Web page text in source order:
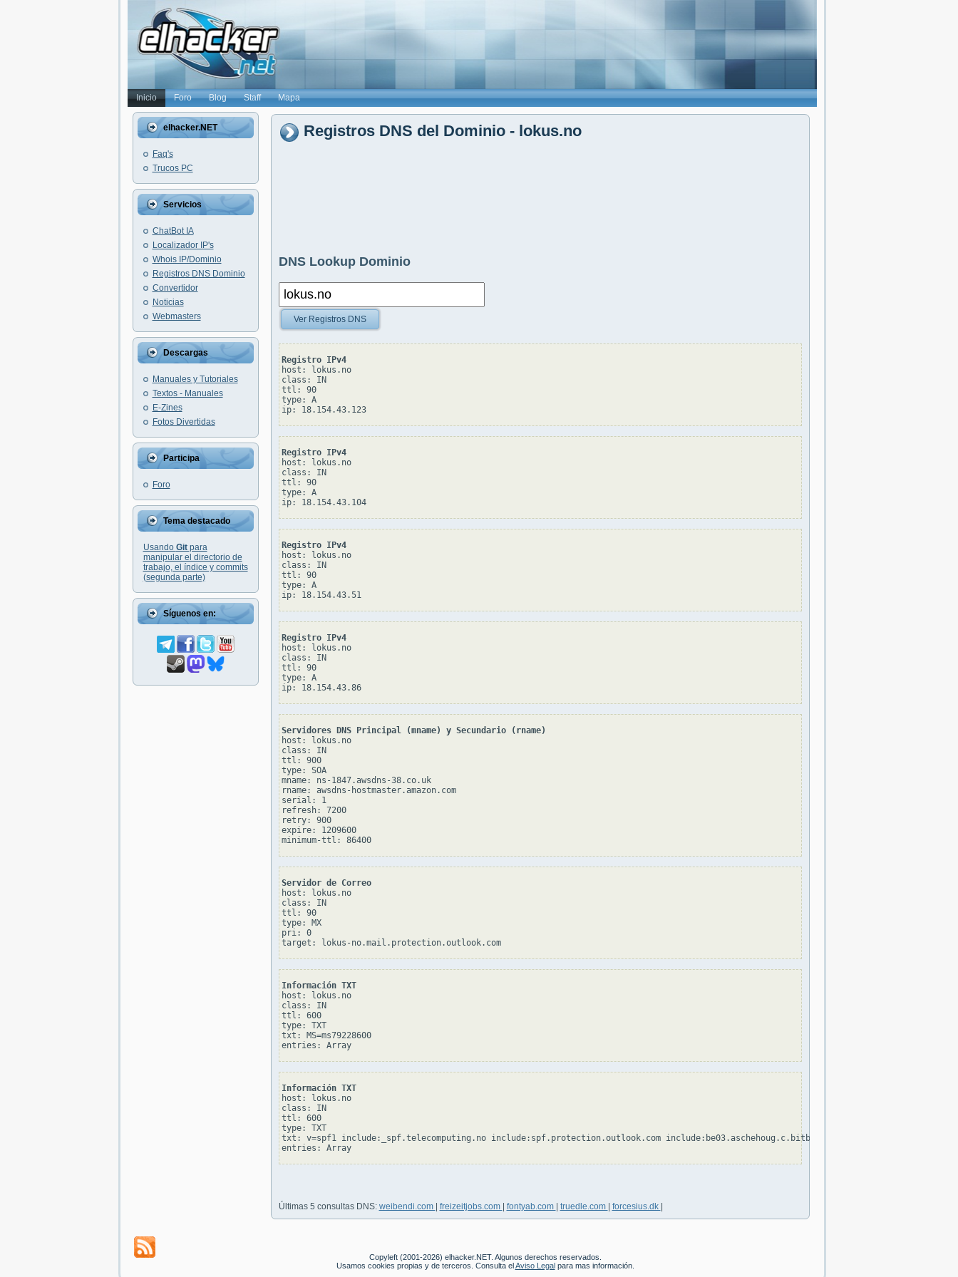
Inicio Foro Blog Staff Mapa
elhacker.NET
Faq's
Trucos PC
Servicios
ChatBot IA
Localizador IP's
Whois IP/Dominio
Registros DNS Dominio
Convertidor
Noticias
Webmasters
Descargas
Manuales y Tutoriales
Textos - Manuales
E-Zines
Fotos Divertidas
Participa
Foro
Tema destacado
Usando Git para
manipular el directorio de
trabajo, el índice y commits
(segunda parte)
Síguenos en:
Registros DNS del Dominio - lokus.no
DNS Lookup Dominio
Ver Registros DNS
Registro IPv4
host: lokus.no
class: IN
ttl: 90
type: A
ip: 18.154.43.123
Registro IPv4
host: lokus.no
class: IN
ttl: 90
type: A
ip: 18.154.43.104
Registro IPv4
host: lokus.no
class: IN
ttl: 90
type: A
ip: 18.154.43.51
Registro IPv4
host: lokus.no
class: IN
ttl: 90
type: A
ip: 18.154.43.86
Servidores DNS Principal (mname) y Secundario (rname)
host: lokus.no
class: IN
ttl: 900
type: SOA
mname: ns-1847.awsdns-38.co.uk
rname: awsdns-hostmaster.amazon.com
serial: 1
refresh: 7200
retry: 900
expire: 1209600
minimum-ttl: 86400
Servidor de Correo
host: lokus.no
class: IN
ttl: 90
type: MX
pri: 0
target: lokus-no.mail.protection.outlook.com
Información TXT
host: lokus.no
class: IN
ttl: 600
type: TXT
txt: MS=ms79228600
entries: Array
Información TXT
host: lokus.no
class: IN
ttl: 600
type: TXT
txt: v=spf1 include:_spf.telecomputing.no include:spf.protection.outlook.com include:be03.aschehoug.c.bitbit.net ~all
entries: Array
Últimas 5 consultas DNS: weibendi.com freizeitjobs.com fontyab.com truedle.com forcesius.dk
Copyleft (2001-2026) elhacker.NET. Algunos derechos reservados.
Usamos cookies propias y de terceros. Consulta el Aviso Legal para mas información.